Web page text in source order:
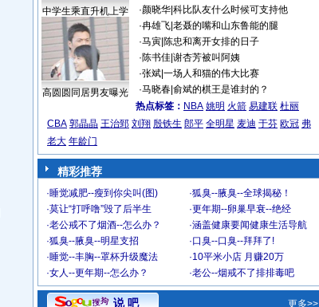
中学生乘直升机上学
高圆圆同居男友曝光
·颜晓华| 科比队友什么时候可支持他
·冉雄飞| 老聂的嘴和山东鲁能的腿
·马寅| 陈忠和离开女排的日子
·陈书佳| 谢杏芳被叫阿姨
·张斌| 一场人和猫的伟大比赛
·马晓春| 俞斌的棋王是谁封的？
热点标签： NBA 姚明 火箭 易建联 杜丽
CBA 郭晶晶 王治郅 刘翔 殷铁生 郎平 全明星 麦迪 于芬 欧冠 弗
老大 年龄门
精彩推荐
·睡觉减肥--瘦到你尖叫(图) ·狐臭--腋臭--全球揭秘！
·莫让“打呼噜”毁了后半生 ·更年期--卵巢早衰--绝经
·老公戒不了烟酒--怎么办？ ·涵盖健康要闻健康生活导航
·狐臭--腋臭--明星支招 ·口臭--口臭--拜拜了!
·睡觉--丰胸--罩杯升级魔法 ·10平米小店 月赚20万
·女人--更年期--怎么办？ ·老公--烟戒不了排排毒吧
说 吧 更多>>